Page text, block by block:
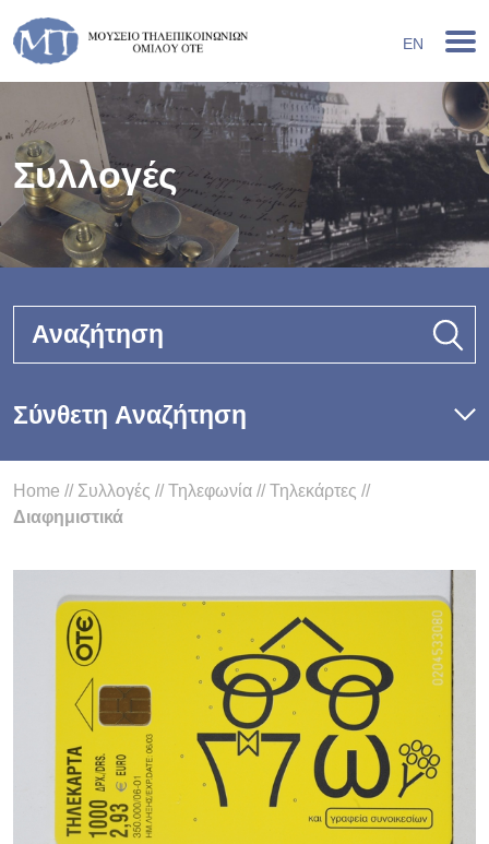
EN
Συλλογές
Αναζήτηση
Σύνθετη Αναζήτηση
Home // Συλλογές //Τηλεφωνία //Τηλεκάρτες //
Διαφημιστικά